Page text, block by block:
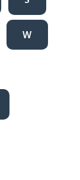
W